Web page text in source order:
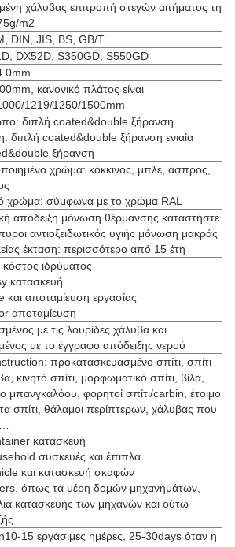
χάλυβας επιτροπή στεγών αιτήματος τη
m2
DIN, JIS, BS, GB/T
DX52D, S350GD, S550GD
κανονικό πλάτος είναι
1219/1250/1500mm
διπλή coated&double ξήρανση
διπλή coated&double ξήρανση ενιαία
ξήρανση
χρώμα: κόκκινος, μπλε, άσπρος,
χρώμα: σύμφωνα με το χρώμα RAL
απόδειξη μόνωση θέρμανσης καταστήστε
αντιοξειδωτικός υγιής μόνωση μακράς
έκταση: περισσότερο από 15 έτη
ιδρύματος
κατασκευή
και αποταμίευση εργασίας
αποταμίευση
με τις λουρίδες χάλυβα και
με το έγγραφο απόδειξης νερού
προκατασκευασμένο σπίτι, σπίτι
κινητό σπίτι, μορφωματικό σπίτι, βίλα,
μπανγκαλόου, φορητοί σπίτι/carbin, έτοιμο
σπίτι, θάλαμοι περίπτερων, χάλυβας που
κατασκευή
συσκευές και έπιπλα
και κατασκευή σκαφών
όπως τα μέρη δομών μηχανημάτων,
κατασκευής των μηχανών και ούτω
15 εργάσιμες ημέρες, 25-30days όταν η